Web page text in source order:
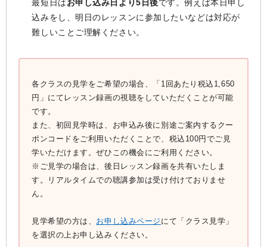
最短日はお申し込み日より5日後です。例えば本日申し
込みをし、明日のレッスンに参加したいなどは対応が
難しいことご理解ください。
各クラスの見学をご希望の場合、「1回あたり税込1,650
円」にてレッスン録画の視聴をしていただくことが可能
です。
また、初回見学時は、お申込み後に別途ご案内するクー
ポンコードをご利用いただくことで、税込100円でご見
学いただけます。ぜひこの機会にご利用ください。
※ご見学の場合は、後日レッスン録画を共有いたしま
す。リアルタイムでの聴講参加は受け付けておりませ
ん。
見学希望の方は、 お申し込みページ にて「クラス見学」
を選択の上お申し込みください。